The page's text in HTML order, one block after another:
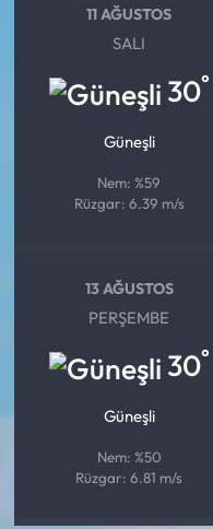
11 AĞUSTOS
SALI
30°
Güneşli
Nem: %59
Rüzgar: 6.39 m/s
13 AĞUSTOS
PERŞEMBE
30°
Güneşli
Nem: %50
Rüzgar: 6.81 m/s